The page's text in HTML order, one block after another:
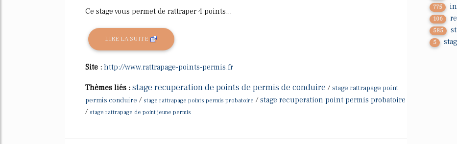
Ce stage vous permet de rattraper 4 points...
LIRE LA SUITE
Site : http://www.rattrapage-points-permis.fr
Thèmes liés : stage recuperation de points de permis de conduire /stage rattrapage point
permis conduire / stage rattrapage points permis probatoire /stage recuperation point permis probatoire
/ stage rattrapage de point jeune permis
775
106
585
5